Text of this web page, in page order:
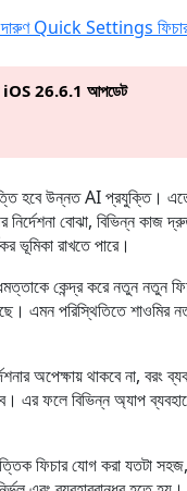
Quick Settings
iOS 26.6.1 আপডেট
হবে উন্নত AI প্রযুক্তি।
বোঝা, বিভিন্ন কাজ
ভূমিকা রাখতে পারে।
কেন্দ্র করে নতুন
করছে। এমন পরিস্থিতিতে
অপেক্ষায় থাকবে না,
ফলে বিভিন্ন অ্যাপ
ফিচার যোগ করা যতটা সহজ,